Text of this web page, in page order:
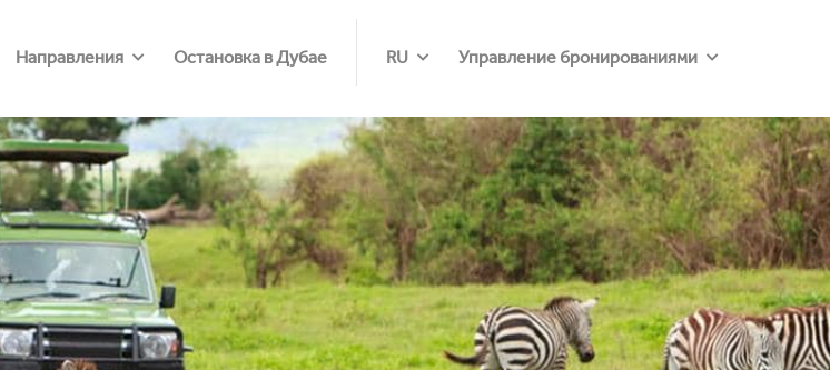
Направления Остановка в Дубае RU Управление бронированиями